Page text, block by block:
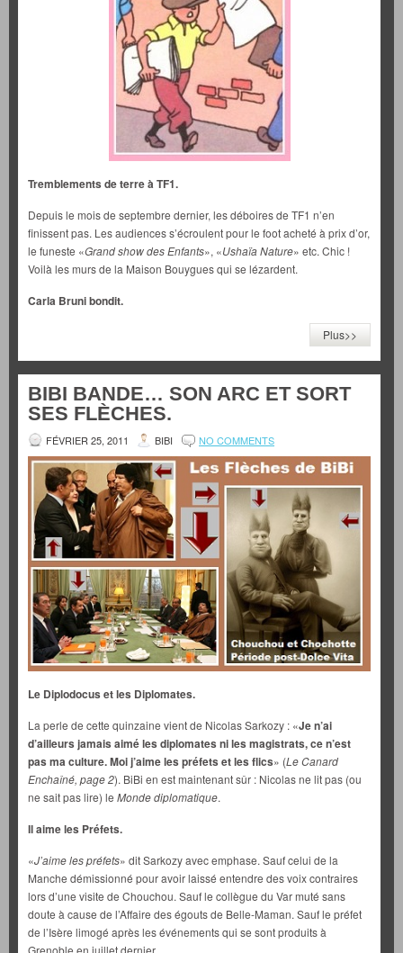
Tremblements de terre à TF1.
Depuis le mois de septembre dernier, les déboires de TF1 n’en
finissent pas. Les audiences s’écroulent pour le foot acheté à prix d’or,
le funeste «Grand show des Enfants», «Ushaïa Nature» etc. Chic !
Voilà les murs de la Maison Bouygues qui se lézardent.
Carla Bruni bondit.
Plus>>
BIBI BANDE… SON ARC ET SORT
SES FLÈCHES.
FÉVRIER 25, 2011 BIBI NO COMMENTS
Le Diplodocus et les Diplomates.
La perle de cette quinzaine vient de Nicolas Sarkozy : «Je n’ai
d’ailleurs jamais aimé les diplomates ni les magistrats, ce n’est
pas ma culture. Moi j’aime les préfets et les flics» (Le Canard
Enchaîné, page 2). BiBi en est maintenant sûr : Nicolas ne lit pas (ou
ne sait pas lire) le Monde diplomatique.
Il aime les Préfets.
«J’aime les préfets» dit Sarkozy avec emphase. Sauf celui de la
Manche démissionné pour avoir laissé entendre des voix contraires
lors d’une visite de Chouchou. Sauf le collègue du Var muté sans
doute à cause de l’Affaire des égouts de Belle-Maman. Sauf le préfet
de l’Isère limogé après les événements qui se sont produits à
Grenoble en juillet dernier.